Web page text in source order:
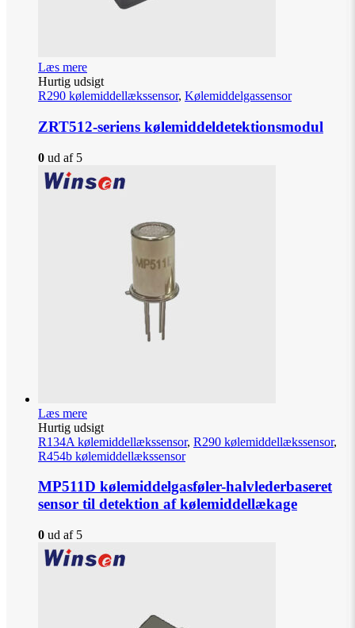
Læs mere
Hurtig udsigt
R290 kølemiddellækssensor, Kølemiddelgassensor
ZRT512-seriens kølemiddeldetektionsmodul
0 ud af 5
Læs mere
Hurtig udsigt
R134A kølemiddellækssensor, R290 kølemiddellækssensor,
R454b kølemiddellækssensor
MP511D kølemiddelgasføler-halvlederbaseret
sensor til detektion af kølemiddellækage
0 ud af 5